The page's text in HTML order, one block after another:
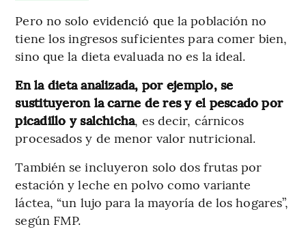
Pero no solo evidenció que la población no
tiene los ingresos suficientes para comer bien,
sino que la dieta evaluada no es la ideal.
En la dieta analizada, por ejemplo, se
sustituyeron la carne de res y el pescado por
picadillo y salchicha, es decir, cárnicos
procesados y de menor valor nutricional.
También se incluyeron solo dos frutas por
estación y leche en polvo como variante
láctea, “un lujo para la mayoría de los hogares”,
según FMP.